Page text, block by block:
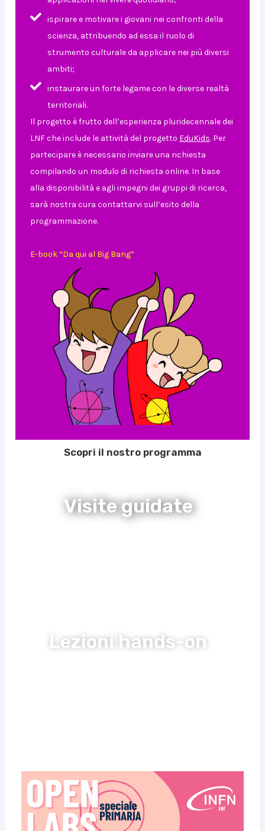
ispirare e motivare i giovani nei confronti della
scienza, attribuendo ad essa il ruolo di
strumento culturale da applicare nei più diversi
ambiti;
instaurare un forte legame con le diverse realtà
territoriali.
Il progetto è frutto dell’esperienza pluridecennale dei
LNF che include le attività del progetto EduKids. Per
partecipare è necessario inviare una richiesta
compilando un modulo di richiesta online. In base
alla disponibilità e agli impegni dei gruppi di ricerca,
sarà nostra cura contattarvi sull’esito della
programmazione.
E-book “Da qui al Big Bang”
Scopri il nostro programma
Visite guidate
Lezioni hands-on